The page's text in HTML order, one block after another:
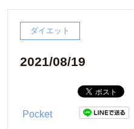
ダイエット
2021/08/19
Pocket